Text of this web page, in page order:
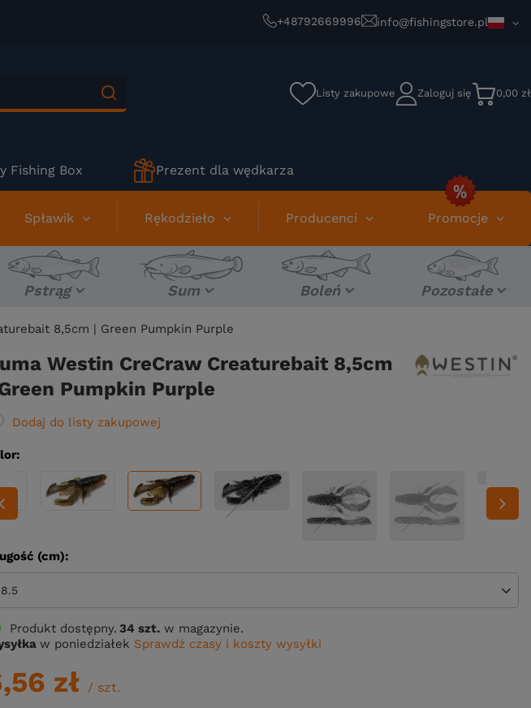
+48792669996 info@fishingstore.pl
Listy zakupowe Zaloguj się 0,00 zł
Fishing Box Prezent dla wędkarza
Spławik Rękodzieło Producenci Promocje
Pstrąg Sum Boleń Pozostałe
8,5cm | Green Pumpkin Purple
Westin CreCraw Creaturebait 8,5cm
Pumpkin Purple
Dodaj do listy zakupowej
(cm)
8.5
Produkt dostępny 34 szt. w magazynie.
w poniedziałek Sprawdź czasy i koszty wysyłki
zł / szt.